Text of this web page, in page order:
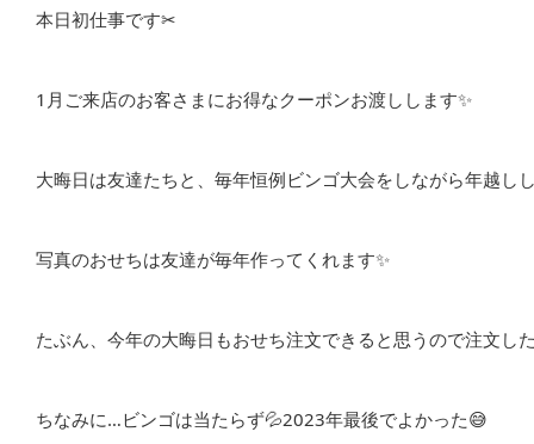
本日初仕事です✂︎
1月ご来店のお客さまにお得なクーポンお渡しします✨
大晦日は友達たちと、毎年恒例ビンゴ大会をしながら年越し
写真のおせちは友達が毎年作ってくれます✨
たぶん、今年の大晦日もおせち注文できると思うので注文し
ちなみに…ビンゴは当たらず💦2023年最後でよかった😅